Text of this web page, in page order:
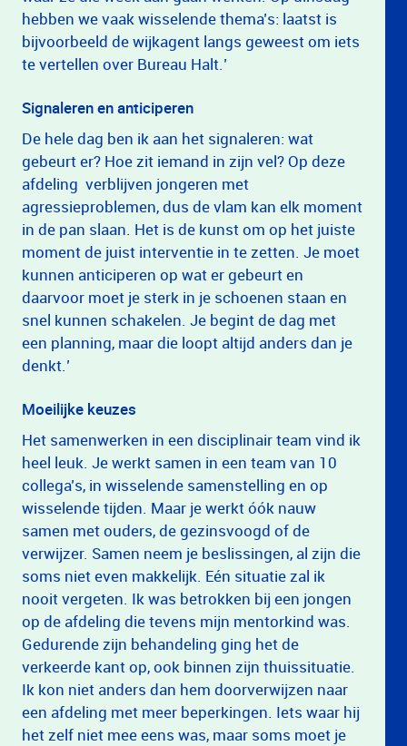
hebben we vaak wisselende thema’s: laatst is
bijvoorbeeld de wijkagent langs geweest om iets
te vertellen over Bureau Halt.’
Signaleren en anticiperen
De hele dag ben ik aan het signaleren: wat
gebeurt er? Hoe zit iemand in zijn vel? Op deze
afdeling verblijven jongeren met
agressieproblemen, dus de vlam kan elk moment
in de pan slaan. Het is de kunst om op het juiste
moment de juist interventie in te zetten. Je moet
kunnen anticiperen op wat er gebeurt en
daarvoor moet je sterk in je schoenen staan en
snel kunnen schakelen. Je begint de dag met
een planning, maar die loopt altijd anders dan je
denkt.’
Moeilijke keuzes
Het samenwerken in een disciplinair team vind ik
heel leuk. Je werkt samen in een team van 10
collega’s, in wisselende samenstelling en op
wisselende tijden. Maar je werkt óók nauw
samen met ouders, de gezinsvoogd of de
verwijzer. Samen neem je beslissingen, al zijn die
soms niet even makkelijk. Eén situatie zal ik
nooit vergeten. Ik was betrokken bij een jongen
op de afdeling die tevens mijn mentorkind was.
Gedurende zijn behandeling ging het de
verkeerde kant op, ook binnen zijn thuissituatie.
Ik kon niet anders dan hem doorverwijzen naar
een afdeling met meer beperkingen. Iets waar hij
het zelf niet mee eens was, maar soms moet je